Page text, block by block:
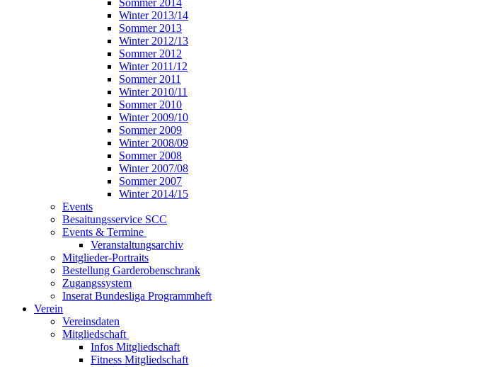
Sommer 2014
Winter 2013/14
Sommer 2013
Winter 2012/13
Sommer 2012
Winter 2011/12
Sommer 2011
Winter 2010/11
Sommer 2010
Winter 2009/10
Sommer 2009
Winter 2008/09
Sommer 2008
Winter 2007/08
Sommer 2007
Winter 2014/15
Events
Besaitungsservice SCC
Events & Termine
Veranstaltungsarchiv
Mitglieder-Portraits
Bestellung Garderobenschrank
Zugangssystem
Inserat Bundesliga Programmheft
Verein
Vereinsdaten
Mitgliedschaft
Infos Mitgliedschaft
Fitness Mitgliedschaft